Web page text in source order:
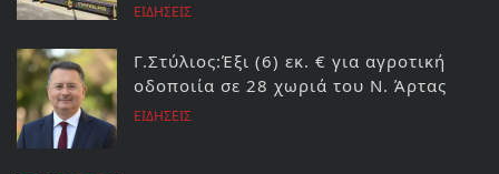
ΕΙΔΗΣΕΙΣ
Γ.Στύλιος:Έξι (6) εκ. € για αγροτική
οδοποιία σε 28 χωριά του Ν. Άρτας
ΕΙΔΗΣΕΙΣ